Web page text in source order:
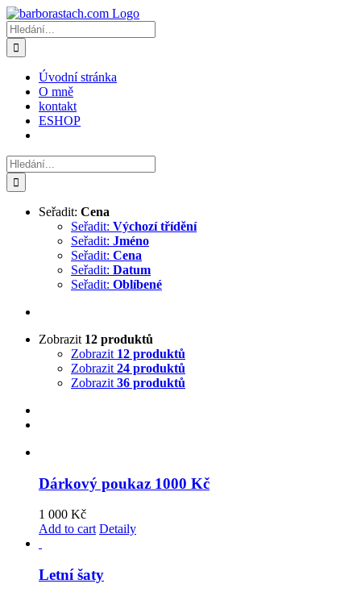
Přeskočit
na
obsah
Hledat:
Úvodní stránka
O mně
kontakt
ESHOP
Hledat:
Seřadit: Cena
Seřadit: Výchozí třídění
Seřadit: Jméno
Seřadit: Cena
Seřadit: Datum
Seřadit: Oblíbené
Zobrazit 12 produktů
Zobrazit 12 produktů
Zobrazit 24 produktů
Zobrazit 36 produktů
Dárkový poukaz 1000 Kč
1 000 Kč
Add to cart Detaily
Letní šaty